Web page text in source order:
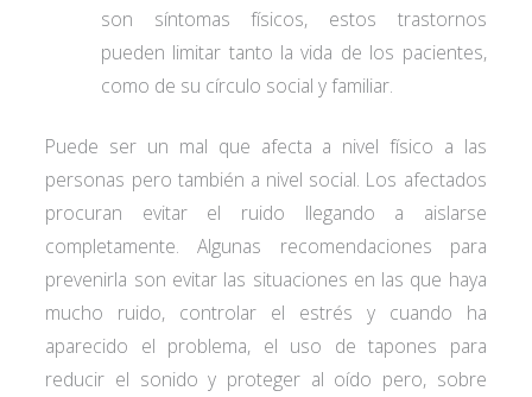
son síntomas físicos, estos trastornos
pueden limitar tanto la vida de los pacientes,
como de su círculo social y familiar.
Puede ser un mal que afecta a nivel físico a las
personas pero también a nivel social. Los afectados
procuran evitar el ruido llegando a aislarse
completamente. Algunas recomendaciones para
prevenirla son evitar las situaciones en las que haya
mucho ruido, controlar el estrés y cuando ha
aparecido el problema, el uso de tapones para
reducir el sonido y proteger al oído pero, sobre